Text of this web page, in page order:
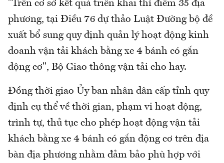
"Trên cơ sở kết quả triển khai thí điểm 35 địa
phương, tại Điều 76 dự thảo Luật Đường bộ đề
xuất bổ sung quy định quản lý hoạt động kinh
doanh vận tải khách bằng xe 4 bánh có gắn
động cơ", Bộ Giao thông vận tải cho hay.
Đồng thời giao Ủy ban nhân dân cấp tỉnh quy
định cụ thể về thời gian, phạm vi hoạt động,
trình tự, thủ tục cho phép hoạt động vận tải
khách bằng xe 4 bánh có gắn động cơ trên địa
bàn địa phương nhằm đảm bảo phù hợp với